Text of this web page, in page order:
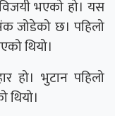
भएको हो। यस
जोडेको छ। पहिलो
थियो।
हो। भुटान पहिलो